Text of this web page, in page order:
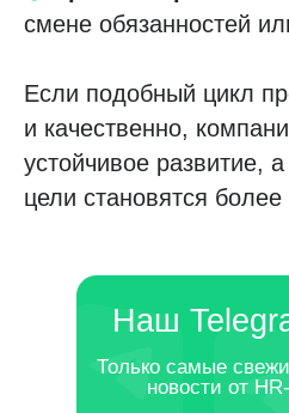
смене обязанностей
Если подобный цикл
и качественно,
устойчивое развитие,
цели становятся
Только самые
новости от
Наш